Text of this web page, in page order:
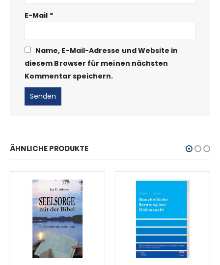
E-Mail *
Name, E-Mail-Adresse und Website in
diesem Browser für meinen nächsten
Kommentar speichern.
ÄHNLICHE PRODUKTE